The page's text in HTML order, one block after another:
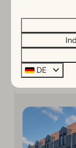
wasserreicher
komfortablen
Aufenthalt in
DE